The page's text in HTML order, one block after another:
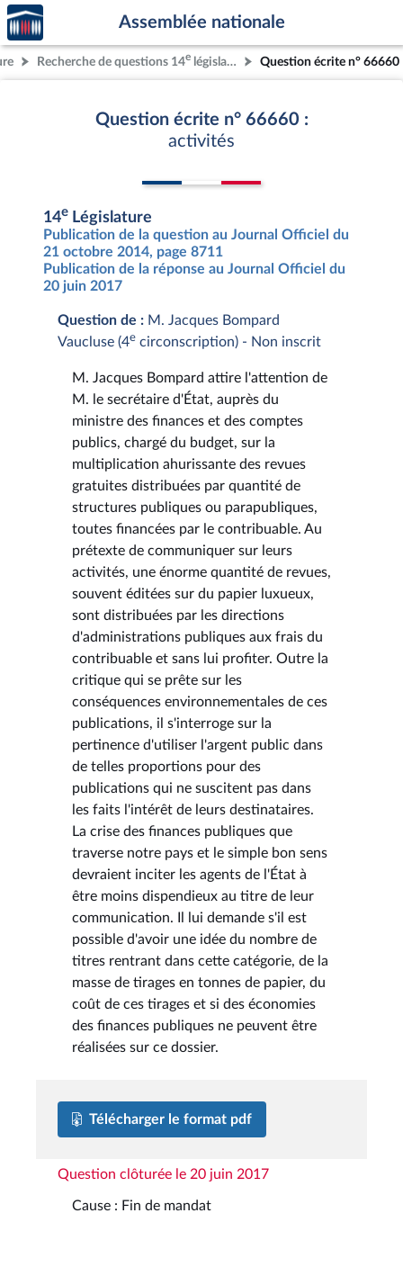
Aller au contenu
Aller en bas de la page
Accèder
à la
page
d'accueil
Assemblée nationale
Recherche de questions 14e législature Question écrite n° 66660
Question écrite n° 66660 :
activités
14e Législature
Publication de la question au Journal Officiel du
21 octobre 2014, page 8711
Publication de la réponse au Journal Officiel du
20 juin 2017
Question de : M. Jacques Bompard
Vaucluse (4e circonscription) - Non inscrit
M. Jacques Bompard attire l'attention de
M. le secrétaire d'État, auprès du
ministre des finances et des comptes
publics, chargé du budget, sur la
multiplication ahurissante des revues
gratuites distribuées par quantité de
structures publiques ou parapubliques,
toutes financées par le contribuable. Au
prétexte de communiquer sur leurs
activités, une énorme quantité de revues,
souvent éditées sur du papier luxueux,
sont distribuées par les directions
d'administrations publiques aux frais du
contribuable et sans lui profiter. Outre la
critique qui se prête sur les
conséquences environnementales de ces
publications, il s'interroge sur la
pertinence d'utiliser l'argent public dans
de telles proportions pour des
publications qui ne suscitent pas dans
les faits l'intérêt de leurs destinataires.
La crise des finances publiques que
traverse notre pays et le simple bon sens
devraient inciter les agents de l'État à
être moins dispendieux au titre de leur
communication. Il lui demande s'il est
possible d'avoir une idée du nombre de
titres rentrant dans cette catégorie, de la
masse de tirages en tonnes de papier, du
coût de ces tirages et si des économies
des finances publiques ne peuvent être
réalisées sur ce dossier.
Télécharger le format pdf
Question clôturée le 20 juin 2017
Cause : Fin de mandat